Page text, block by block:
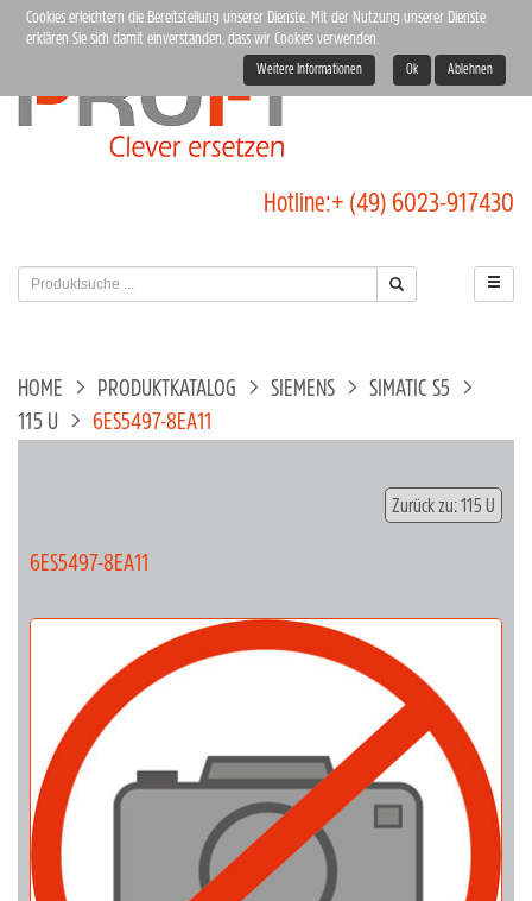
Hotline:+ (49) 6023-917430
HOME PRODUKTKATALOG SIEMENS
SIMATIC S5
115 U
6ES5497-8EA11
Zurück zu: 115 U
6ES5497-8EA11
Cookies erleichtern die Bereitstellung unserer Dienste. Mit der Nutzung unserer Dienste
erklären Sie sich damit einverstanden, dass wir Cookies verwenden.
Weitere Informationen Ok Ablehnen